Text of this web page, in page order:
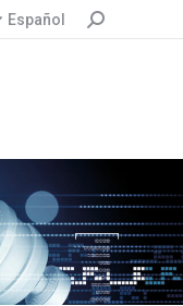
Español